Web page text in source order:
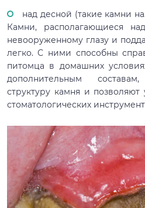
над десной (такие камни
Камни, располагающиеся
невооруженному глазу и
легко. С ними способны
питомца в домашних
дополнительным
структуру камня и позволяют
стоматологических